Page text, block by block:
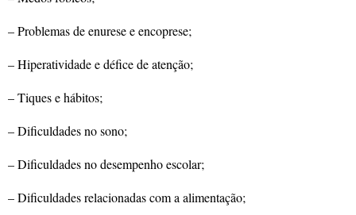
– Problemas de enurese e encoprese;
– Hiperatividade e défice de atenção;
– Tiques e hábitos;
– Dificuldades no sono;
– Dificuldades no desempenho escolar;
– Dificuldades relacionadas com a alimentação;